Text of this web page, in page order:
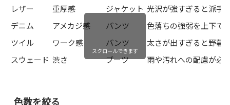
レザー 重厚感 ジャケット 光沢が強すぎると派手
デニム
アメカジ感 パンツ
色落ちの強弱を上下で
ツイル
ワーク感 パンツ
太さが出すぎると野暮
スウェード 渋さ ブーツ 雨や汚れへの配慮が必
スクロールできます
色数を絞る